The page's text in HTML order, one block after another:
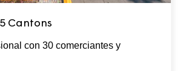
Cantons
con 30 comerciantes y